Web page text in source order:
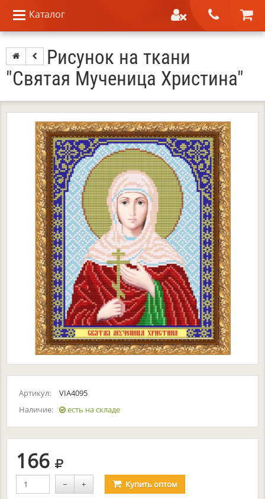
Каталог
Рисунок на ткани
"Святая Мученица Христина"
Артикул:
VIA4095
Наличие:
есть на складе
166 руб.
− + Купитьоптом